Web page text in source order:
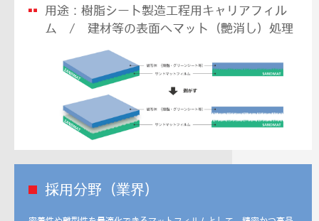
用途：樹脂シート製造工程用キャリアフィル
ム / 建材等の表面へマット（艶消し）処理
採用分野（業界）